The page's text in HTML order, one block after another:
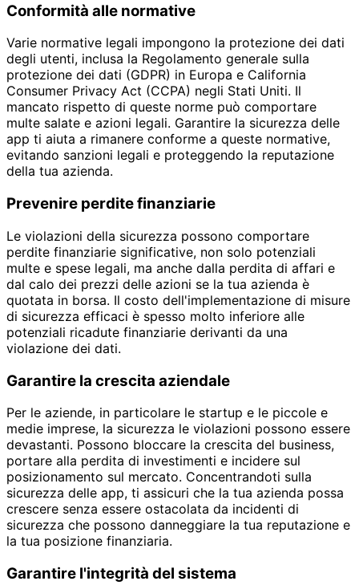
Conformità alle normative
Varie normative legali impongono la protezione dei dati
degli utenti, inclusa la Regolamento generale sulla
protezione dei dati (GDPR) in Europa e California
Consumer Privacy Act (CCPA) negli Stati Uniti. Il
mancato rispetto di queste norme può comportare
multe salate e azioni legali. Garantire la sicurezza delle
app ti aiuta a rimanere conforme a queste normative,
evitando sanzioni legali e proteggendo la reputazione
della tua azienda.
Prevenire perdite finanziarie
Le violazioni della sicurezza possono comportare
perdite finanziarie significative, non solo potenziali
multe e spese legali, ma anche dalla perdita di affari e
dal calo dei prezzi delle azioni se la tua azienda è
quotata in borsa. Il costo dell'implementazione di misure
di sicurezza efficaci è spesso molto inferiore alle
potenziali ricadute finanziarie derivanti da una
violazione dei dati.
Garantire la crescita aziendale
Per le aziende, in particolare le startup e le piccole e
medie imprese, la sicurezza le violazioni possono essere
devastanti. Possono bloccare la crescita del business,
portare alla perdita di investimenti e incidere sul
posizionamento sul mercato. Concentrandoti sulla
sicurezza delle app, ti assicuri che la tua azienda possa
crescere senza essere ostacolata da incidenti di
sicurezza che possono danneggiare la tua reputazione e
la tua posizione finanziaria.
Garantire l'integrità del sistema